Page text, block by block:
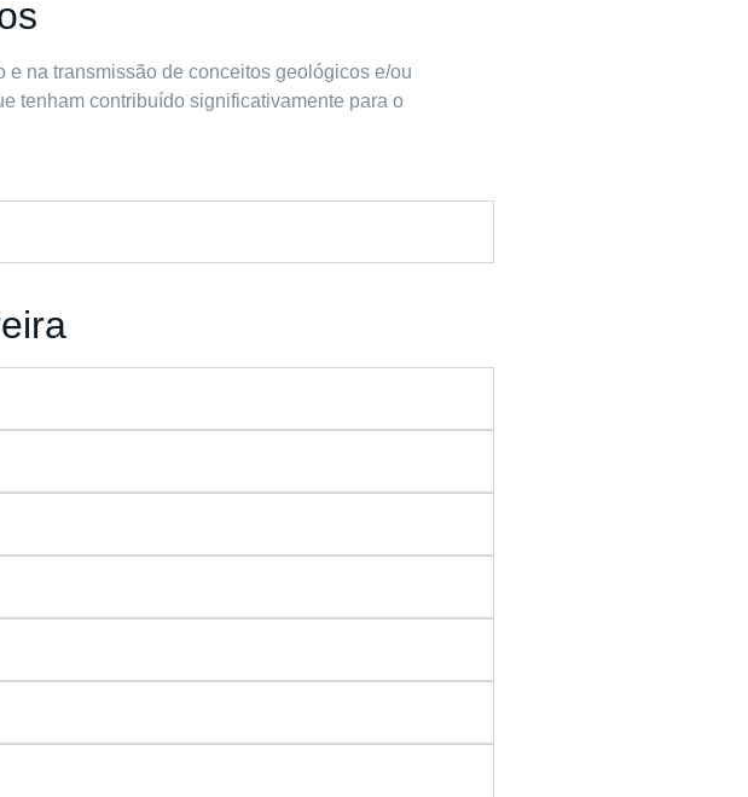
na transmissão de conceitos geológicos e/ou
tenham contribuído significativamente para o